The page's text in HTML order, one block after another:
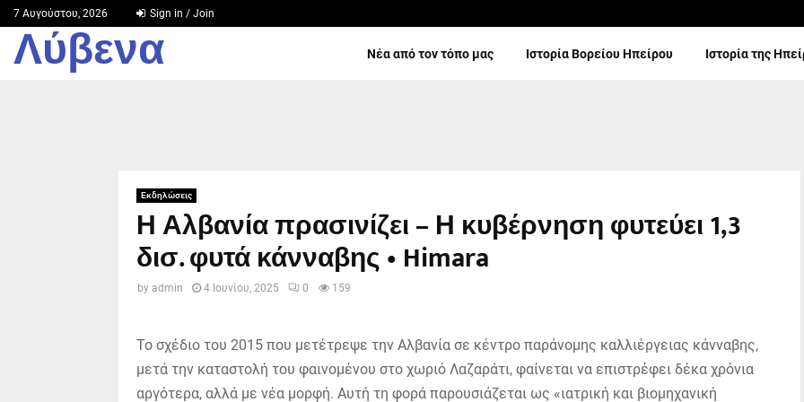
7 Αυγούστου, 2026 Sign in / Join
Λύβενα Νέα από τον τόπο μας Ιστορία Βορείου Ηπείρου Ιστορία της
Εκδηλώσεις
Η Αλβανία πρασινίζει – Η κυβέρνηση φυτεύει 1,3
δισ. φυτά κάνναβης • Himara
by admin 4 Ιουνίου, 2025 0 159
Το σχέδιο του 2015 που μετέτρεψε την Αλβανία σε κέντρο παράνομης καλλιέργειας κάνναβης,
μετά την καταστολή του φαινομένου στο χωριό Λαζαράτι, φαίνεται να επιστρέφει δέκα χρόνια
αργότερα, αλλά με νέα μορφή. Αυτή τη φορά παρουσιάζεται ως «ιατρική και βιομηχανική